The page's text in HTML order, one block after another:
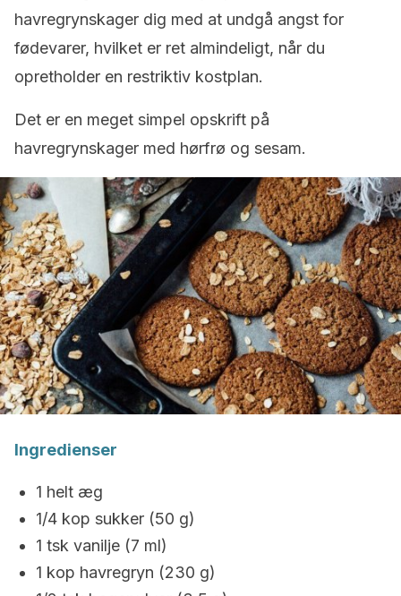
havregrynskager dig med at undgå angst for
fødevarer, hvilket er ret almindeligt, når du
opretholder en restriktiv kostplan.
Det er en meget simpel opskrift på
havregrynskager med hørfrø og sesam.
Ingredienser
1 helt æg
1/4 kop sukker (50 g)
1 tsk vanilje (7 ml)
1 kop havregryn (230 g)